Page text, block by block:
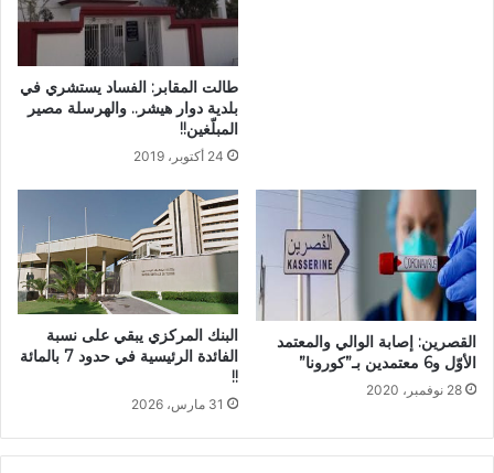
طالت المقابر: الفساد يستشري في
بلدية دوار هيشر.. والهرسلة مصير
المبلّغين!!
24 أكتوبر، 2019
القصرين: إصابة الوالي والمعتمد
الأوّل و6 معتمدين بـ”كورونا”
28 نوفمبر، 2020
البنك المركزي يبقي على نسبة
الفائدة الرئيسية في حدود 7 بالمائة
!!
31 مارس، 2026